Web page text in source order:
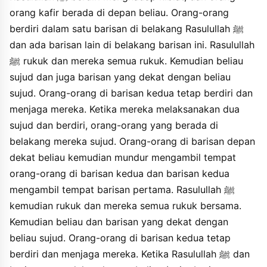
hadza almana ani annabiyyi wakadzalika rawahu dawudu ibnu
hushaynin an ikrimaha ani abni abbasin wakadzalika abdu almaliki
an athain an jabirin wakadzalika qatadahu ani alhasani an
hitthana an abi musa filahu wakadzalika ikrimahu ibnu khalidin an
mujahidin ani annabiyyi wakadzalika hisyamu ibnu urwaha an
orang kafir berada di depan beliau. Orang-orang
berdiri dalam satu barisan di belakang Rasulullah ﷺ
dan ada barisan lain di belakang barisan ini. Rasulullah
ﷺ rukuk dan mereka semua rukuk. Kemudian beliau
sujud dan juga barisan yang dekat dengan beliau
sujud. Orang-orang di barisan kedua tetap berdiri dan
menjaga mereka. Ketika mereka melaksanakan dua
sujud dan berdiri, orang-orang yang berada di
belakang mereka sujud. Orang-orang di barisan depan
dekat beliau kemudian mundur mengambil tempat
orang-orang di barisan kedua dan barisan kedua
mengambil tempat barisan pertama. Rasulullah ﷺ
kemudian rukuk dan mereka semua rukuk bersama.
Kemudian beliau dan barisan yang dekat dengan
beliau sujud. Orang-orang di barisan kedua tetap
berdiri dan menjaga mereka. Ketika Rasulullah ﷺ dan